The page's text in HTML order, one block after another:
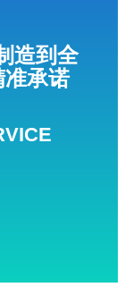
造到全
准承诺